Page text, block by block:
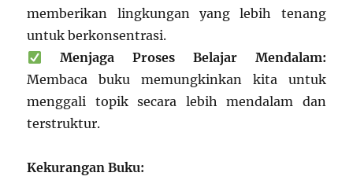
memberikan lingkungan yang lebih tenang
untuk berkonsentrasi.
Menjaga Proses Belajar Mendalam:
Membaca buku memungkinkan kita untuk
menggali topik secara lebih mendalam dan
terstruktur.
Kekurangan Buku: